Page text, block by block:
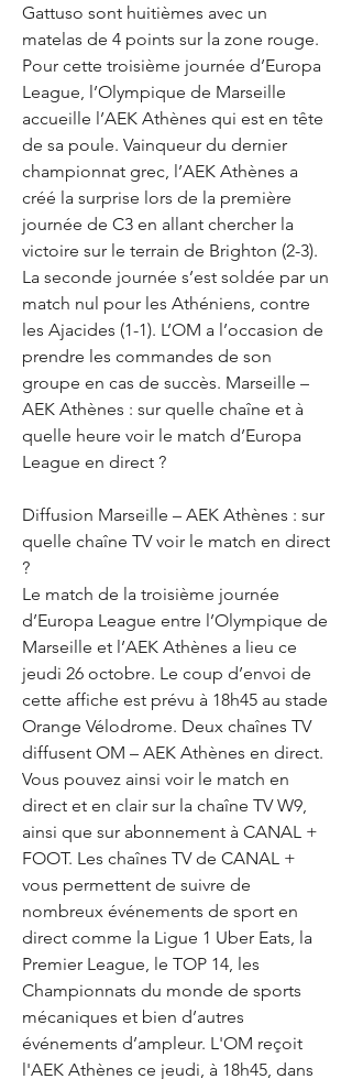
Gattuso sont huitièmes avec un
matelas de 4 points sur la zone rouge.
Pour cette troisième journée d’Europa
League, l’Olympique de Marseille
accueille l’AEK Athènes qui est en tête
de sa poule. Vainqueur du dernier
championnat grec, l’AEK Athènes a
créé la surprise lors de la première
journée de C3 en allant chercher la
victoire sur le terrain de Brighton (2-3).
La seconde journée s’est soldée par un
match nul pour les Athéniens, contre
les Ajacides (1-1). L’OM a l’occasion de
prendre les commandes de son
groupe en cas de succès. Marseille –
AEK Athènes : sur quelle chaîne et à
quelle heure voir le match d’Europa
League en direct ?
Diffusion Marseille – AEK Athènes : sur
quelle chaîne TV voir le match en direct
?
Le match de la troisième journée
d’Europa League entre l’Olympique de
Marseille et l’AEK Athènes a lieu ce
jeudi 26 octobre. Le coup d’envoi de
cette affiche est prévu à 18h45 au stade
Orange Vélodrome. Deux chaînes TV
diffusent OM – AEK Athènes en direct.
Vous pouvez ainsi voir le match en
direct et en clair sur la chaîne TV W9,
ainsi que sur abonnement à CANAL +
FOOT. Les chaînes TV de CANAL +
vous permettent de suivre de
nombreux événements de sport en
direct comme la Ligue 1 Uber Eats, la
Premier League, le TOP 14, les
Championnats du monde de sports
mécaniques et bien d’autres
événements d’ampleur. L'OM reçoit
l'AEK Athènes ce jeudi, à 18h45, dans